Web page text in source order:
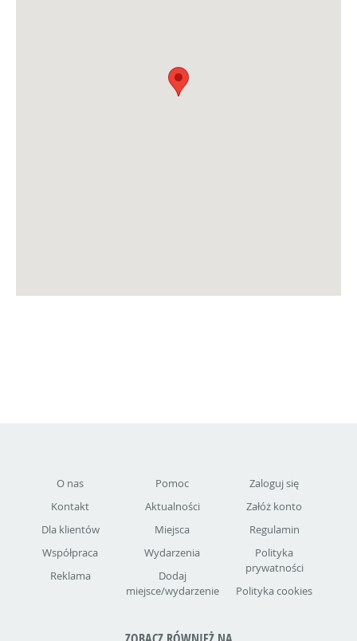
O nas
Kontakt
Dla klientów
Współpraca
Reklama
Pomoc
Aktualności
Miejsca
Wydarzenia
Dodaj
miejsce/wydarzenie
Zaloguj się
Załóż konto
Regulamin
Polityka
prywatności
Polityka cookies